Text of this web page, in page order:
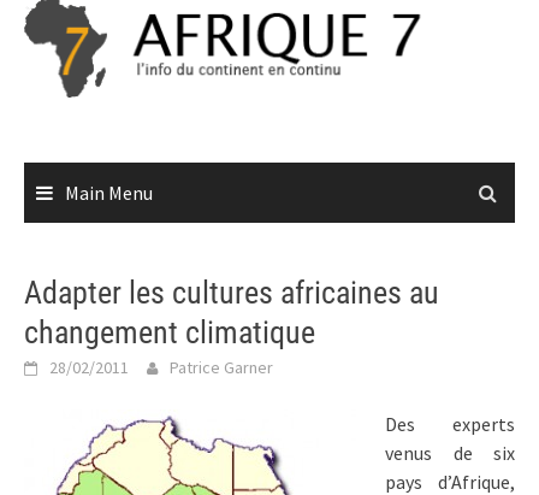
Skip
content
Main Menu
Adapter les cultures africaines au
changement climatique
28/02/2011 Patrice Garner
Des experts
venus de six
pays d’Afrique,